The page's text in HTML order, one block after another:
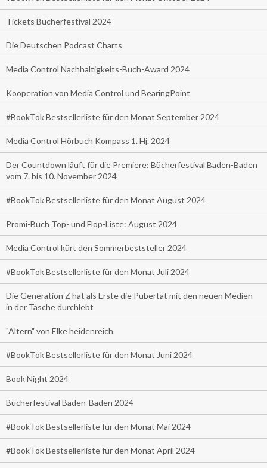
Tickets Bücherfestival 2024
Die Deutschen Podcast Charts
Media Control Nachhaltigkeits-Buch-Award 2024
Kooperation von Media Control und BearingPoint
#BookTok Bestsellerliste für den Monat September 2024
Media Control Hörbuch Kompass 1. Hj. 2024
Der Countdown läuft für die Premiere: Bücherfestival Baden-Baden
vom 7. bis 10. November 2024
#BookTok Bestsellerliste für den Monat August 2024
Promi-Buch Top- und Flop-Liste: August 2024
Media Control kürt den Sommerbeststeller 2024
#BookTok Bestsellerliste für den Monat Juli 2024
Die Generation Z hat als Erste die Pubertät mit den neuen Medien
in der Tasche durchlebt
"Altern" von Elke heidenreich
#BookTok Bestsellerliste für den Monat Juni 2024
Book Night 2024
Bücherfestival Baden-Baden 2024
#BookTok Bestsellerliste für den Monat Mai 2024
#BookTok Bestsellerliste für den Monat April 2024